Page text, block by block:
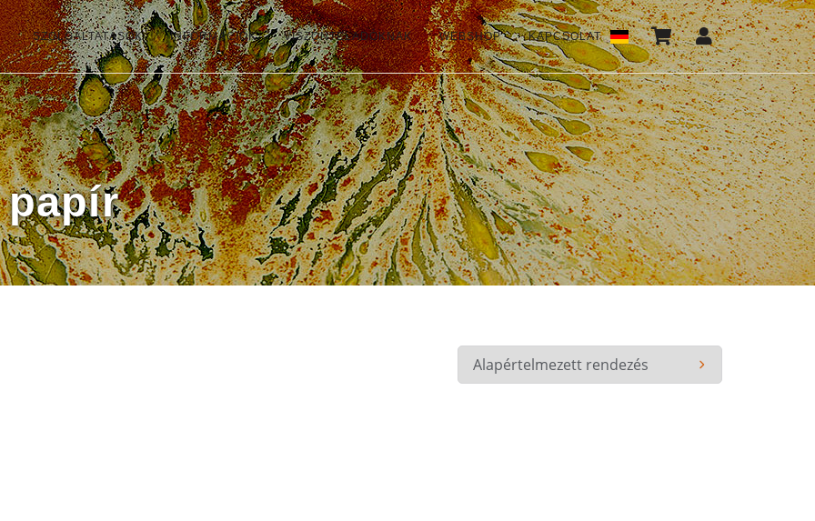
SZOLGÁLTATÁSOK INFORMÁCIÓK VISZONTELADÓKNAK WEBSHOP KAPCSOLAT *
papír